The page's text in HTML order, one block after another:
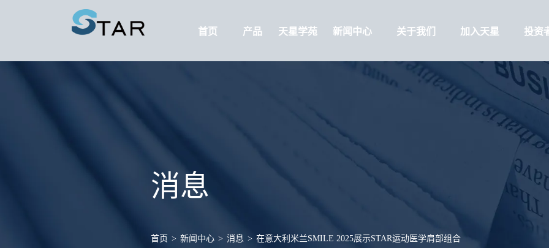
首页 产品 天星学苑 新闻中心 关于我们 加入天星 投资
消息
首页 > 新闻中心 > 消息 > 在意大利米兰SMILE 2025展示STAR运动医学肩部组合